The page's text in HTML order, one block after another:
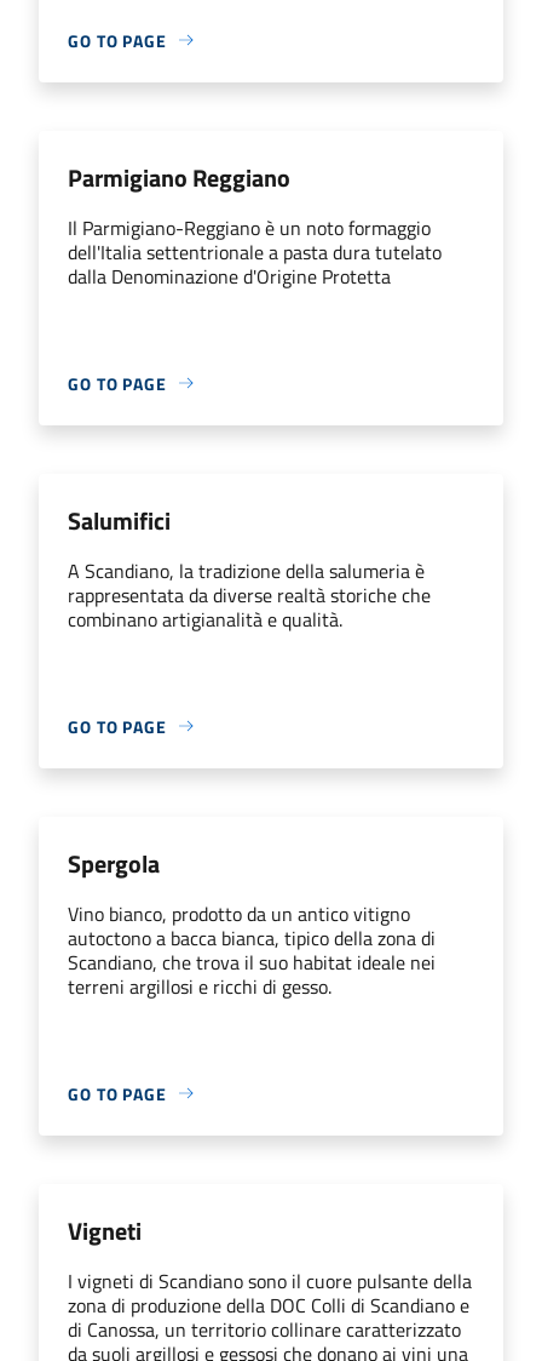
GO TO PAGE
Parmigiano Reggiano
Il Parmigiano-Reggiano è un noto formaggio
dell'Italia settentrionale a pasta dura tutelato
dalla Denominazione d'Origine Protetta
GO TO PAGE
Salumifici
A Scandiano, la tradizione della salumeria è
rappresentata da diverse realtà storiche che
combinano artigianalità e qualità.
GO TO PAGE
Spergola
Vino bianco, prodotto da un antico vitigno
autoctono a bacca bianca, tipico della zona di
Scandiano, che trova il suo habitat ideale nei
terreni argillosi e ricchi di gesso.
GO TO PAGE
Vigneti
I vigneti di Scandiano sono il cuore pulsante della
zona di produzione della DOC Colli di Scandiano e
di Canossa, un territorio collinare caratterizzato
da suoli argillosi e gessosi che donano ai vini una